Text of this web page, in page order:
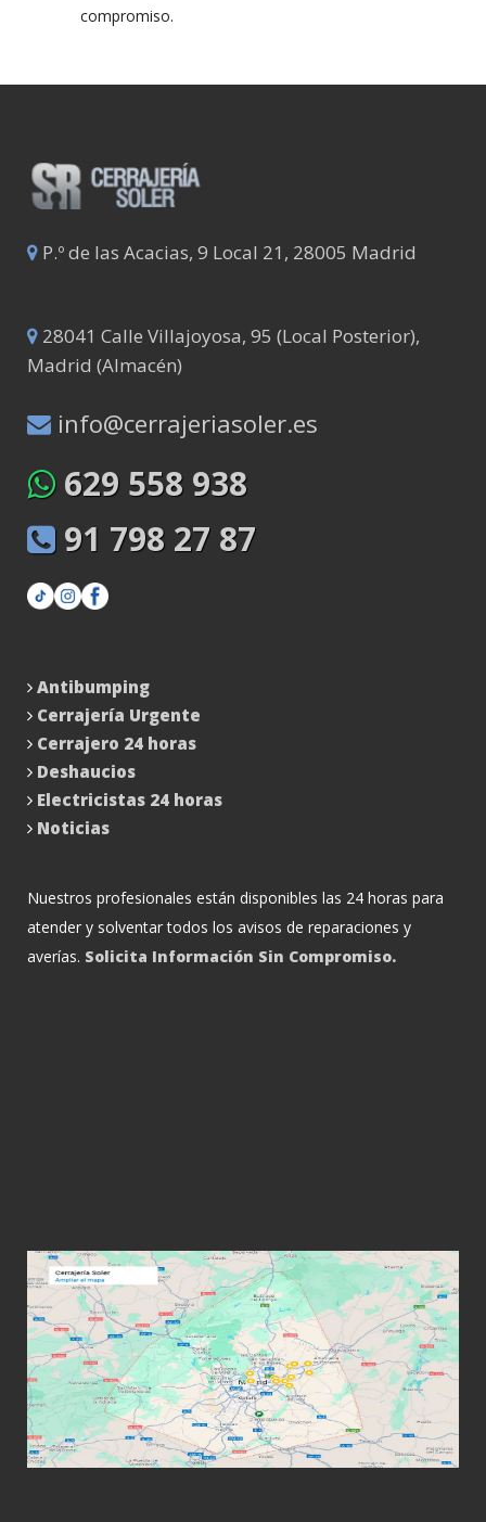
compromiso.
P.º de las Acacias, 9 Local 21, 28005 Madrid
28041 Calle Villajoyosa, 95 (Local Posterior),
Madrid (Almacén)
info@cerrajeriasoler.es
629 558 938
91 798 27 87
Antibumping
Cerrajería Urgente
Cerrajero 24 horas
Deshaucios
Electricistas 24 horas
Noticias
Nuestros profesionales están disponibles las 24 horas para
atender y solventar todos los avisos de reparaciones y
averías. Solicita Información Sin Compromiso.